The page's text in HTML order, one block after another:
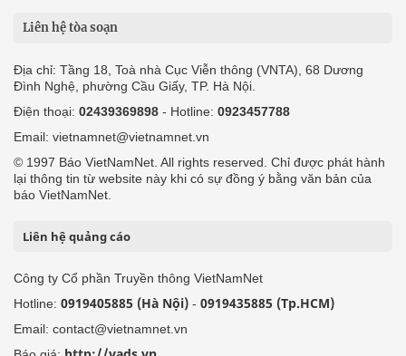
Liên hệ tòa soạn
Địa chỉ: Tầng 18, Toà nhà Cục Viễn thông (VNTA), 68 Dương
Đình Nghệ, phường Cầu Giấy, TP. Hà Nội.
Điện thoại: 02439369898 - Hotline: 0923457788
Email: vietnamnet@vietnamnet.vn
© 1997 Báo VietNamNet. All rights reserved. Chỉ được phát hành
lại thông tin từ website này khi có sự đồng ý bằng văn bản của
báo VietNamNet.
Liên hệ quảng cáo
Công ty Cổ phần Truyền thông VietNamNet
Hotline: 0919405885 (Hà Nội) - 0919435885 (Tp.HCM)
Email: contact@vietnamnet.vn